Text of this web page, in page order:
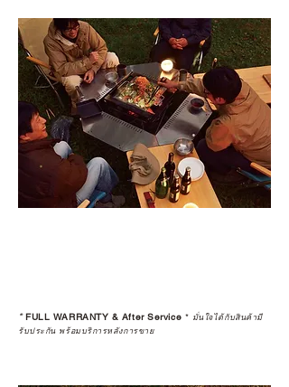
*FULL WARRANTY & After Service * มั่นใจได้กับสินค้ามี
รับประกัน พร้อมบริการหลังการขาย